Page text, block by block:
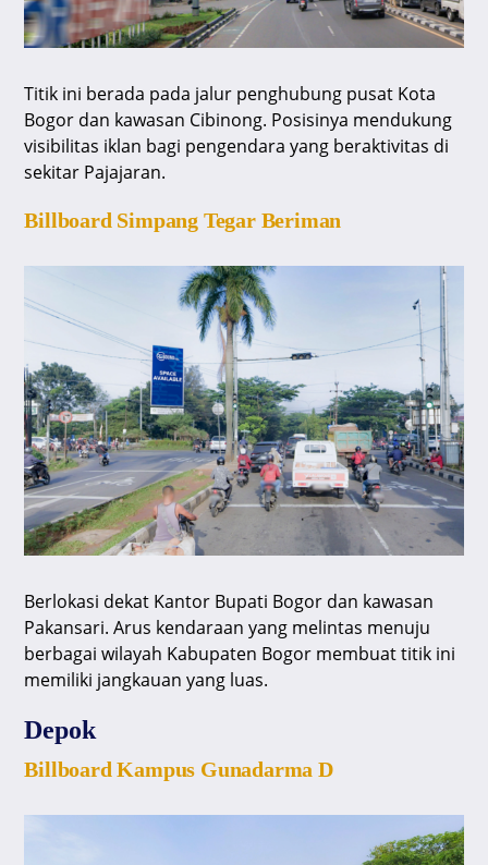
Titik ini berada pada jalur penghubung pusat Kota
Bogor dan kawasan Cibinong. Posisinya mendukung
visibilitas iklan bagi pengendara yang beraktivitas di
sekitar Pajajaran.
Billboard Simpang Tegar Beriman
Berlokasi dekat Kantor Bupati Bogor dan kawasan
Pakansari. Arus kendaraan yang melintas menuju
berbagai wilayah Kabupaten Bogor membuat titik ini
memiliki jangkauan yang luas.
Depok
Billboard Kampus Gunadarma D